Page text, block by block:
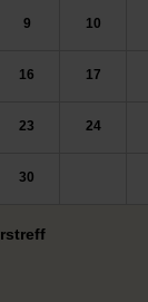
9 10
16 17
23 24
30